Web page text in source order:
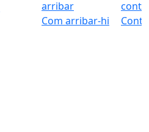
Com arribar-hi